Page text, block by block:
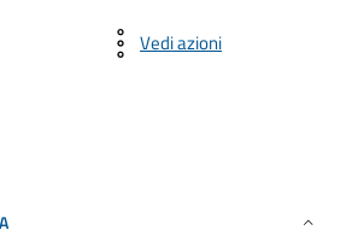
Vedi azioni